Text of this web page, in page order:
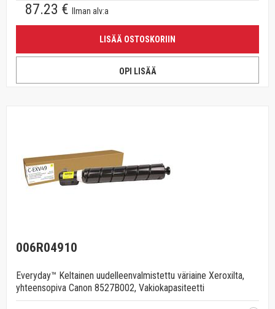
87.23 € Ilman alv:a
LISÄÄ OSTOSKORIIN
OPI LISÄÄ
006R04910
Everyday™ Keltainen uudelleenvalmistettu väriaine Xeroxilta,
yhteensopiva Canon 8527B002, Vakiokapasiteetti